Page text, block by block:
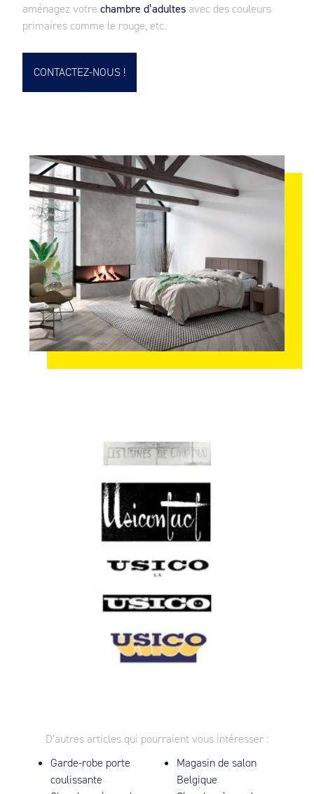
aménagez votre chambre d’adultes avec des couleurs
primaires comme le rouge, etc.
CONTACTEZ-NOUS !
D’autres articles qui pourraient vous intéresser :
Garde-robe porte
coulissante
Magasin de salon
Belgique